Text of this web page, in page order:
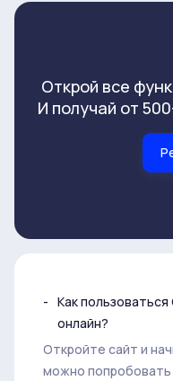
Открой все
И получай от
Как
онлайн?
Откройте сайт и
можно попробовать